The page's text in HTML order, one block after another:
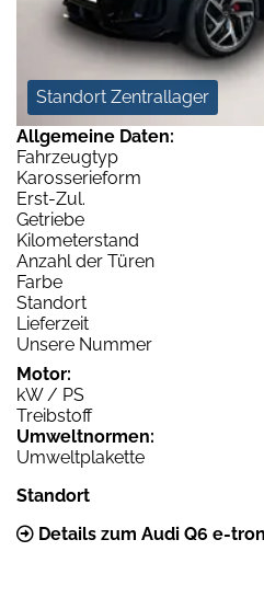
Standort Zentrallager
Allgemeine Daten:
Fahrzeugtyp
Karosserieform
Erst-Zul.
Getriebe
Kilometerstand
Anzahl der Türen
Farbe
Standort
Lieferzeit
Unsere Nummer
Motor:
kW / PS
Treibstoff
Umweltnormen:
Umweltplakette
Standort
Details zum Audi Q6 e-